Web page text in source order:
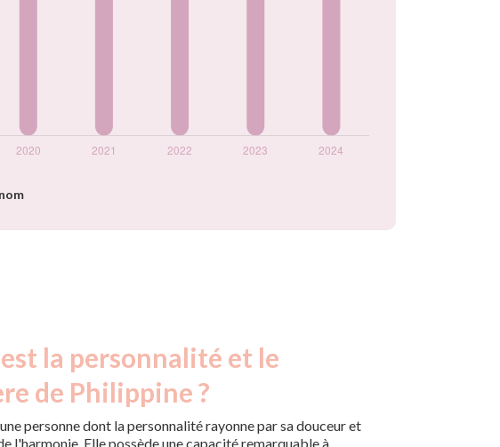
la personnalité et le
de Philippine ?
personne dont la personnalité rayonne par sa douceur et
l'harmonie. Elle possède une capacité remarquable à